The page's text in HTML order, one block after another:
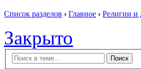
Список разделов › Главное › Религии и
Закрыто